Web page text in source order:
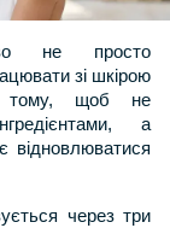
не просто
зі шкірою
тому, щоб не
а
відновлюватися
через три